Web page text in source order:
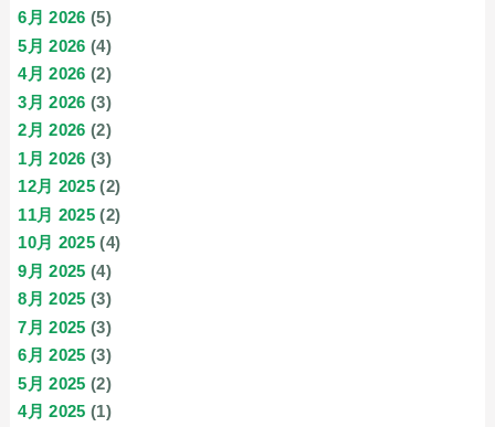
6月 2026 (5)
5月 2026 (4)
4月 2026 (2)
3月 2026 (3)
2月 2026 (2)
1月 2026 (3)
12月 2025 (2)
11月 2025 (2)
10月 2025 (4)
9月 2025 (4)
8月 2025 (3)
7月 2025 (3)
6月 2025 (3)
5月 2025 (2)
4月 2025 (1)